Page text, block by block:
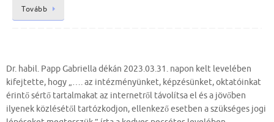
Tovább
Dr. habil. Papp Gabriella dékán 2023.03.31. napon kelt levelében
kifejtette, hogy „…. az intézményünket, képzésünket, oktatóinkat
érintő sértő tartalmakat az internetről távolítsa el és a jövőben
ilyenek közlésétől tartózkodjon, ellenkező esetben a szükséges jogi